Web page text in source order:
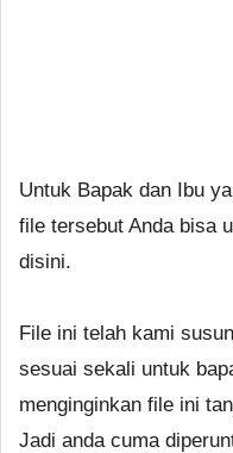
Untuk Bapak dan Ibu
file tersebut Anda bisa
disini.
File ini telah kami
sesuai sekali untuk
menginginkan file ini
Jadi anda cuma